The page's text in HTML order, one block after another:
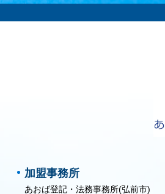
加盟事務所
あおば登記・法務事務所(弘前市)